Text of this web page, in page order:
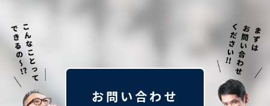
お問い合わせ